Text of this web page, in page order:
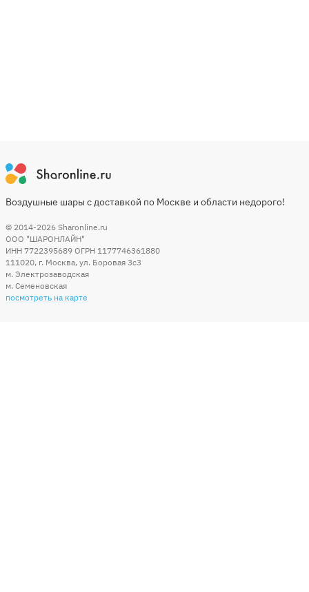
Воздушные шары с доставкой по Москве и области недорого!
© 2014-2026 Sharonline.ru
ООО "ШАРОНЛАЙН"
ИНН 7722395689 ОГРН 1177746361880
111020, г. Москва, ул. Боровая 3c3
м. Электрозаводская
м. Семеновская
посмотреть на карте